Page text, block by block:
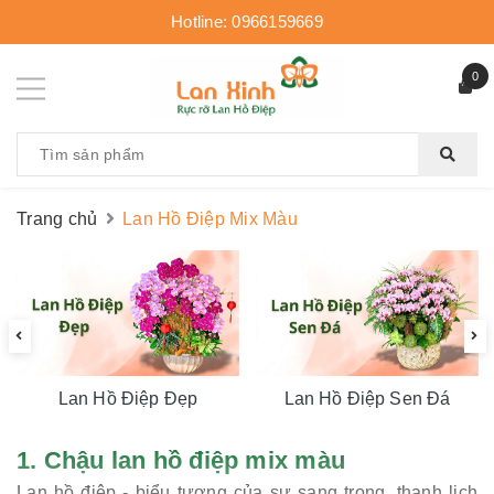
Hotline:0966159669
0
Trang chủ Lan Hồ Điệp Mix Màu
Lan Hồ Điệp Đẹp Lan Hồ Điệp Sen Đá
1. Chậu lan hồ điệp mix màu